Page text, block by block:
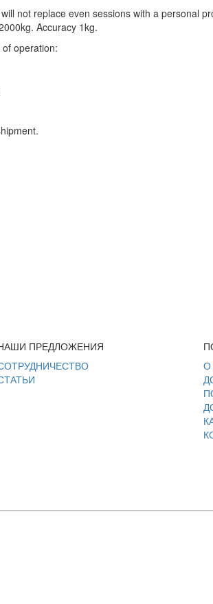
not replace even sessions with a personal
Accuracy 1kg.
operation:
ПРЕДЛОЖЕНИЯ
О